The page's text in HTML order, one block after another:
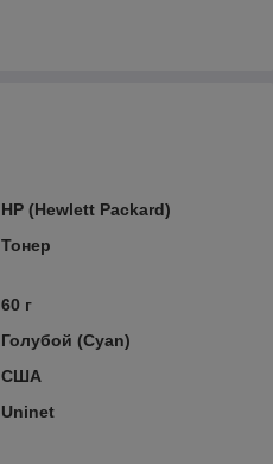
HP (Hewlett Packard)
Тонер
60 г
Голубой (Cyan)
США
Uninet